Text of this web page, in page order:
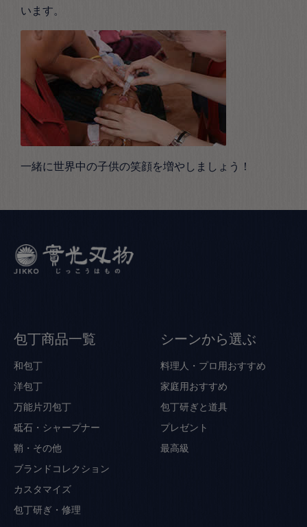
います。
一緒に世界中の子供の笑顔を増やしましょう！
包丁商品一覧
和包丁
洋包丁
万能片刃包丁
砥石・シャープナー
鞘・その他
ブランドコレクション
カスタマイズ
包丁研ぎ・修理
シーンから選ぶ
料理人・プロ用おすすめ
家庭用おすすめ
包丁研ぎと道具
プレゼント
最高級